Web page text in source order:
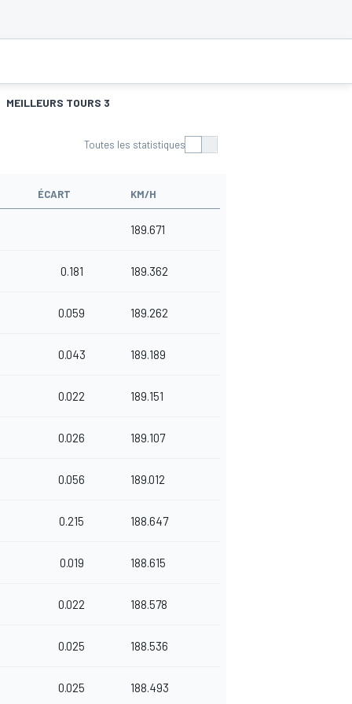
MEILLEURS TOURS 3
Toutes les statistiques
ÉCART KM/H
189.671
0.181 189.362
0.059 189.262
0.043 189.189
0.022 189.151
0.026 189.107
0.056 189.012
0.215 188.647
0.019 188.615
0.022 188.578
0.025 188.536
0.025 188.493